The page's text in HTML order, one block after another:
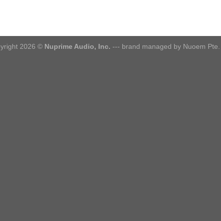
2026 © Nuprime Audio, Inc. --- brand managed by Nuoem